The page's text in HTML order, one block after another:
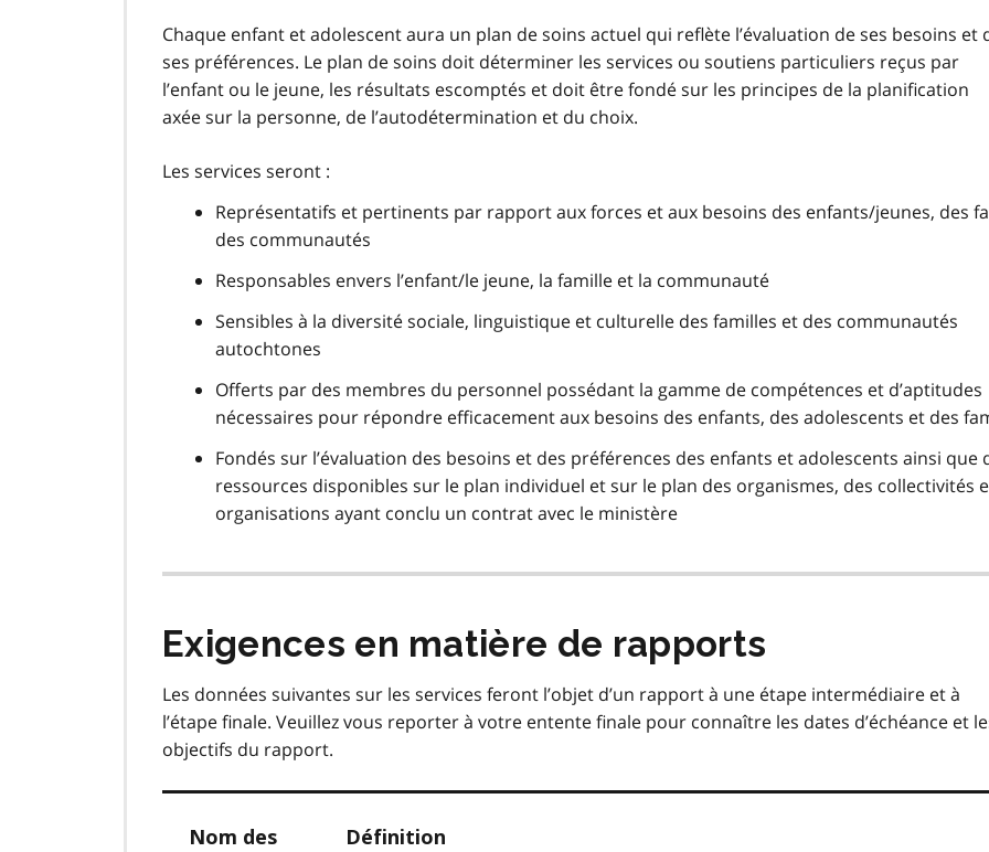
Chaque enfant et adolescent aura un plan de soins actuel qui reflète l’évaluation de ses besoins et
ses préférences. Le plan de soins doit déterminer les services ou soutiens particuliers reçus par
l’enfant ou le jeune, les résultats escomptés et doit être fondé sur les principes de la planification
axée sur la personne, de l’autodétermination et du choix.
Les services seront :
Représentatifs et pertinents par rapport aux forces et aux besoins des enfants/jeunes, des
des communautés
Responsables envers l’enfant/le jeune, la famille et la communauté
Sensibles à la diversité sociale, linguistique et culturelle des familles et des communautés
autochtones
Offerts par des membres du personnel possédant la gamme de compétences et d’aptitudes
nécessaires pour répondre efficacement aux besoins des enfants, des adolescents et des
Fondés sur l’évaluation des besoins et des préférences des enfants et adolescents ainsi que
ressources disponibles sur le plan individuel et sur le plan des organismes, des collectivités
organisations ayant conclu un contrat avec le ministère
Exigences en matière de rapports
Les données suivantes sur les services feront l’objet d’un rapport à une étape intermédiaire et à
l’étape finale. Veuillez vous reporter à votre entente finale pour connaître les dates d’échéance et
objectifs du rapport.
Nom des
Définition